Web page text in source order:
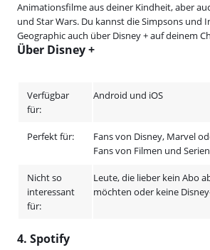
Animationsfilme aus deiner Kindheit, aber
und Star Wars. Du kannst die Simpsons und
Geographic auch über Disney + auf deinem
Über Disney +
Verfügbar
für:
Android und iOS
Perfekt für:
Fans von Disney, Marvel
Fans von Filmen und
Nicht so
interessant
für:
Leute, die lieber kein Abo
möchten oder keine
4. Spotify